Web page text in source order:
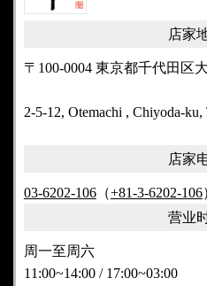
店家
〒100-0004 東京都千代田区
2-5-12, Otemachi , Chiyoda-ku,
店家
03-6202-106（+81-3-6202-106
营业
周一至周六
11:00~14:00 / 17:00~03:00